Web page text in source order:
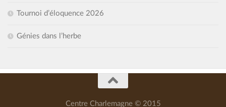
Tournoi d’éloquence 2026
Génies dans l’herbe
Centre Charlemagne © 2015